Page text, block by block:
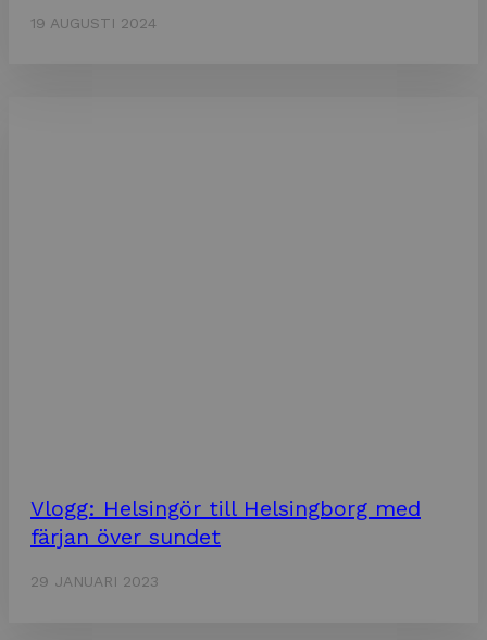
19 AUGUSTI 2024
Vlogg: Helsingör till Helsingborg med
färjan över sundet
29 JANUARI 2023